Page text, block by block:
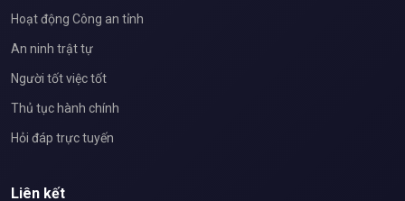
Hoạt động Công an tỉnh
An ninh trật tự
Người tốt việc tốt
Thủ tục hành chính
Hỏi đáp trực tuyến
Liên kết